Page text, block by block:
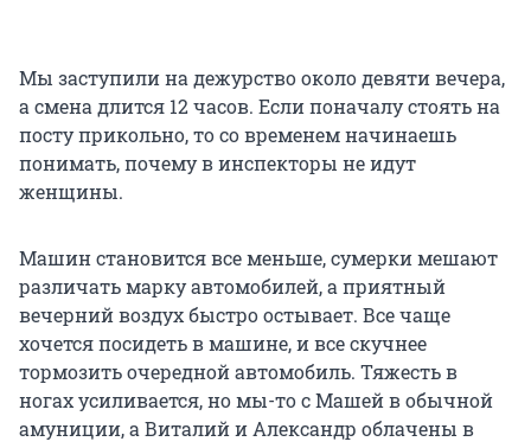
Мы заступили на дежурство около девяти вечера,
а смена длится 12 часов. Если поначалу стоять на
посту прикольно, то со временем начинаешь
понимать, почему в инспекторы не идут
женщины.
Машин становится все меньше, сумерки мешают
различать марку автомобилей, а приятный
вечерний воздух быстро остывает. Все чаще
хочется посидеть в машине, и все скучнее
тормозить очередной автомобиль. Тяжесть в
ногах усиливается, но мы-то с Машей в обычной
амуниции, а Виталий и Александр облачены в